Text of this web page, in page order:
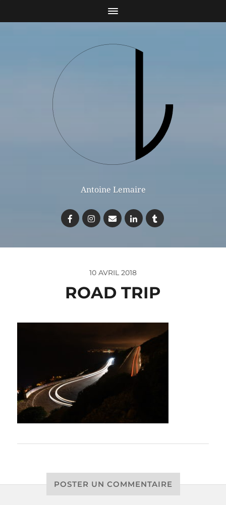
Antoine Lemaire
10 AVRIL 2018
ROAD TRIP
POSTER UN COMMENTAIRE